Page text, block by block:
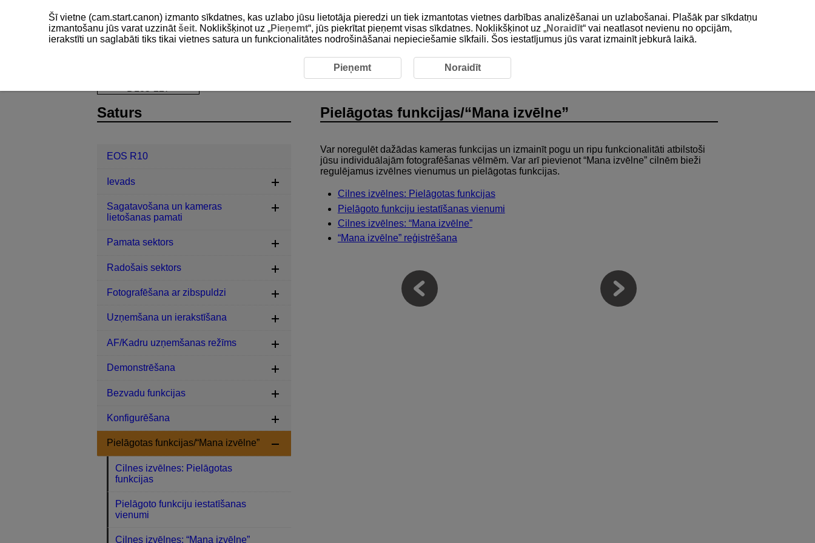
Pielāgotas funkcijas/“Mana izvēlne”
Pielāgotas funkcijas/“Mana izvēlne”
Var noregulēt dažādas kameras funkcijas un izmainīt pogu un ripu funkcionalitāti atbilstoši
jūsu individuālajām fotografēšanas vēlmēm. Var arī pievienot “Mana izvēlne” cilnēm bieži
regulējamus izvēlnes vienumus un pielāgotas funkcijas.
Cilnes izvēlnes: Pielāgotas funkcijas
Pielāgoto funkciju iestatīšanas vienumi
Cilnes izvēlnes: “Mana izvēlne”
“Mana izvēlne” reģistrēšana
Saturs
EOS R10
Ievads
Sagatavošana un kameras
lietošanas pamati
Pamata sektors
Radošais sektors
Fotografēšana ar zibspuldzi
Uzņemšana un ierakstīšana
AF/Kadru uzņemšanas režīms
Demonstrēšana
Bezvadu funkcijas
Konfigurēšana
Pielāgotas funkcijas/“Mana izvēlne”
Cilnes izvēlnes: Pielāgotas
funkcijas
Pielāgoto funkciju iestatīšanas
vienumi
Cilnes izvēlnes: “Mana izvēlne”
Šī vietne (cam.start.canon) izmanto sīkdatnes, kas uzlabo jūsu lietotāja pieredzi un tiek izmantotas vietnes darbības analizēšanai un uzlabošanai. Plašāk par sīkdatņu
izmantošanu jūs varat uzzinātšeit. Noklikšķinot uz „Pieņemt“, jūs piekrītat pieņemt visas sīkdatnes. Noklikšķinot uz „Noraidīt“ vai neatlasot nevienu no opcijām,
ierakstīti un saglabāti tiks tikai vietnes satura un funkcionalitātes nodrošināšanai nepieciešamie sīkfaili. Šos iestatījumus jūs varat izmainīt jebkurā laikā.
Pieņemt Noraidīt